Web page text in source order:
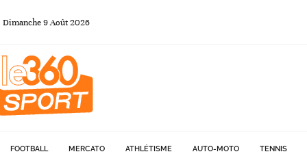
Dimanche 9Août 2026
FOOTBALL MERCATO ATHLÉTISME AUTO-MOTO TENNIS